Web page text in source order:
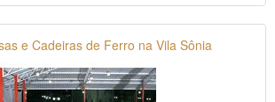
e Cadeiras de Ferro na Vila Sônia